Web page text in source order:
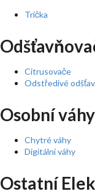
Trička
Citrusovače
Odstředivé
Osobní váhy
Chytré váhy
Digitální váhy
Ostatní